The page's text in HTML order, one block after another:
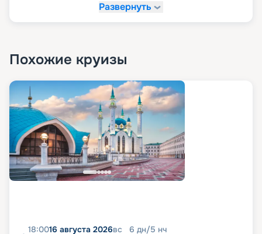
Развернуть
Похожие круизы
18:0016 августа 2026вс 6 дн/5 нч